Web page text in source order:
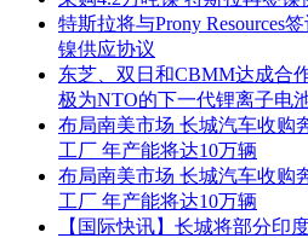
特斯拉将与Prony Resources
镍供应协议
东芝、双日和CBMM达成合
极为NTO的下一代锂离子电
布局南美市场 长城汽车收购
工厂 年产能将达10万辆
布局南美市场 长城汽车收购
工厂 年产能将达10万辆
【国际快讯】长城将部分印